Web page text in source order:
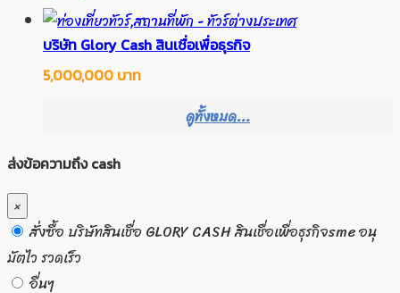
บริษัท Glory Cash สินเชื่อเพื่อธุรกิจ
5,000,000 บาท
ดูทั้งหมด...
ส่งข้อความถึง cash
×
สั่งซื้อ บริษัทสินเชื่อ GLORY CASH สินเชื่อเพื่อธุรกิจsme อนุ
มัตไว รวดเร็ว
อื่นๆ